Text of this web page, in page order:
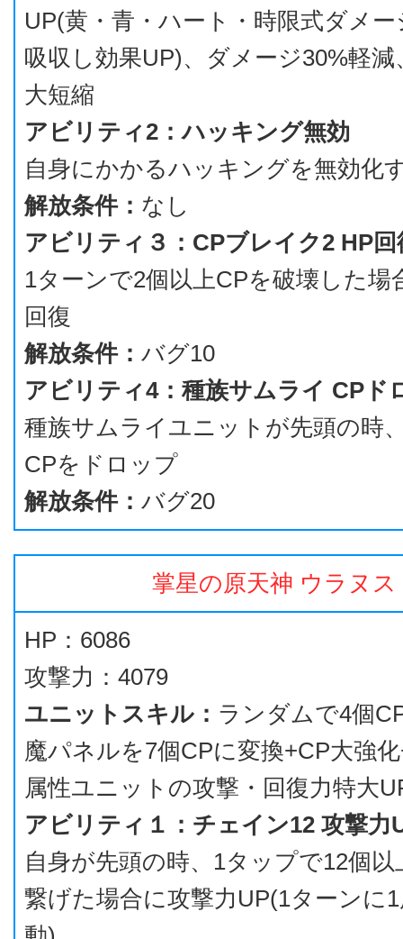
UP(黄・青・ハート・時限式ダメ
吸収し効果UP)、ダメージ30%軽減
大短縮
アビリティ2：ハッキング無効
自身にかかるハッキングを無効化
解放条件： なし
アビリティ３：CPブレイク2 HP回
1ターンで2個以上CPを破壊した場
回復
解放条件： バグ10
アビリティ4：種族サムライ CPド
種族サムライユニットが先頭の時
CPをドロップ
解放条件： バグ20
掌星の原天神 ウラヌス
HP：6086
攻撃力：4079
ユニットスキル： ランダムで4個
魔パネルを7個CPに変換+CP大強
属性ユニットの攻撃・回復力特大
アビリティ１：チェイン12 攻撃力
自身が先頭の時、1タップで12個
繋げた場合に攻撃力UP(1ターンに